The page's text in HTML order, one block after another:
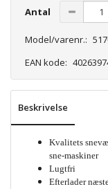
Antal
Model/varenr.:
EAN kode:
Beskrivelse
Kvalitets
sne-maskiner
Lugtfri
Efterlader